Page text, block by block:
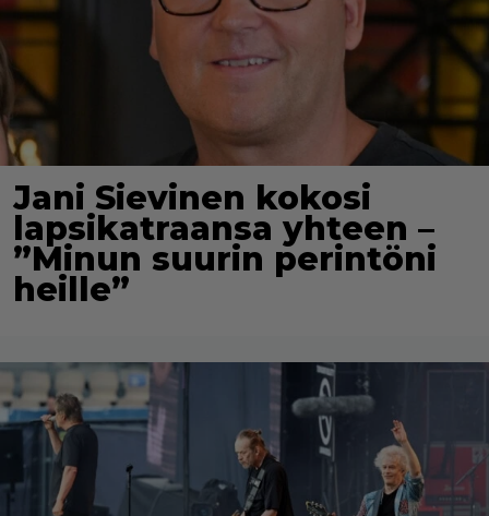
Jani Sievinen kokosi
lapsikatraansa yhteen –
”Minun suurin perintöni
heille”